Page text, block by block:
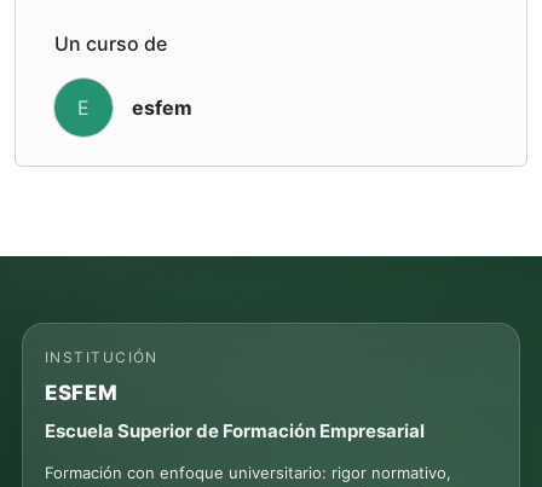
Un curso de
E esfem
INSTITUCIÓN
ESFEM
Escuela Superior de Formación Empresarial
Formación con enfoque universitario: rigor normativo,